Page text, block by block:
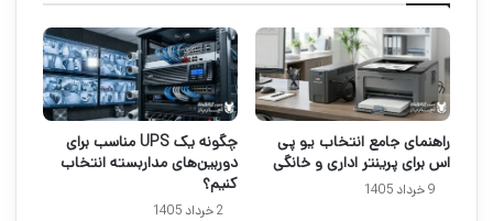
راهنمای جامع انتخاب یو پی
اس برای پرینتر اداری و خانگی
9 خرداد 1405
چگونه یک UPS مناسب برای
دوربین‌های مداربسته انتخاب
کنیم؟
2 خرداد 1405